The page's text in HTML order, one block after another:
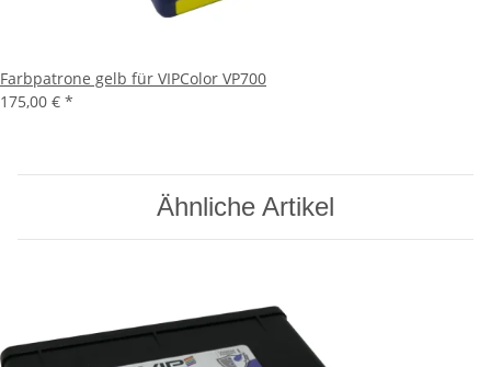
Farbpatrone gelb für VIPColor VP700
175,00 € *
Ähnliche Artikel